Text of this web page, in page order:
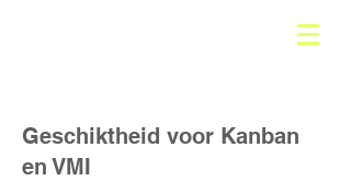
Geschiktheid voor Kanban
en VMI